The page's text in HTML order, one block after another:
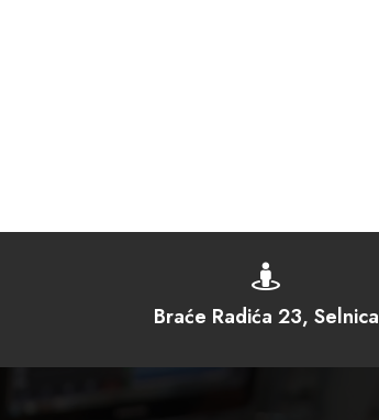

Braće Radića 23, Selnica